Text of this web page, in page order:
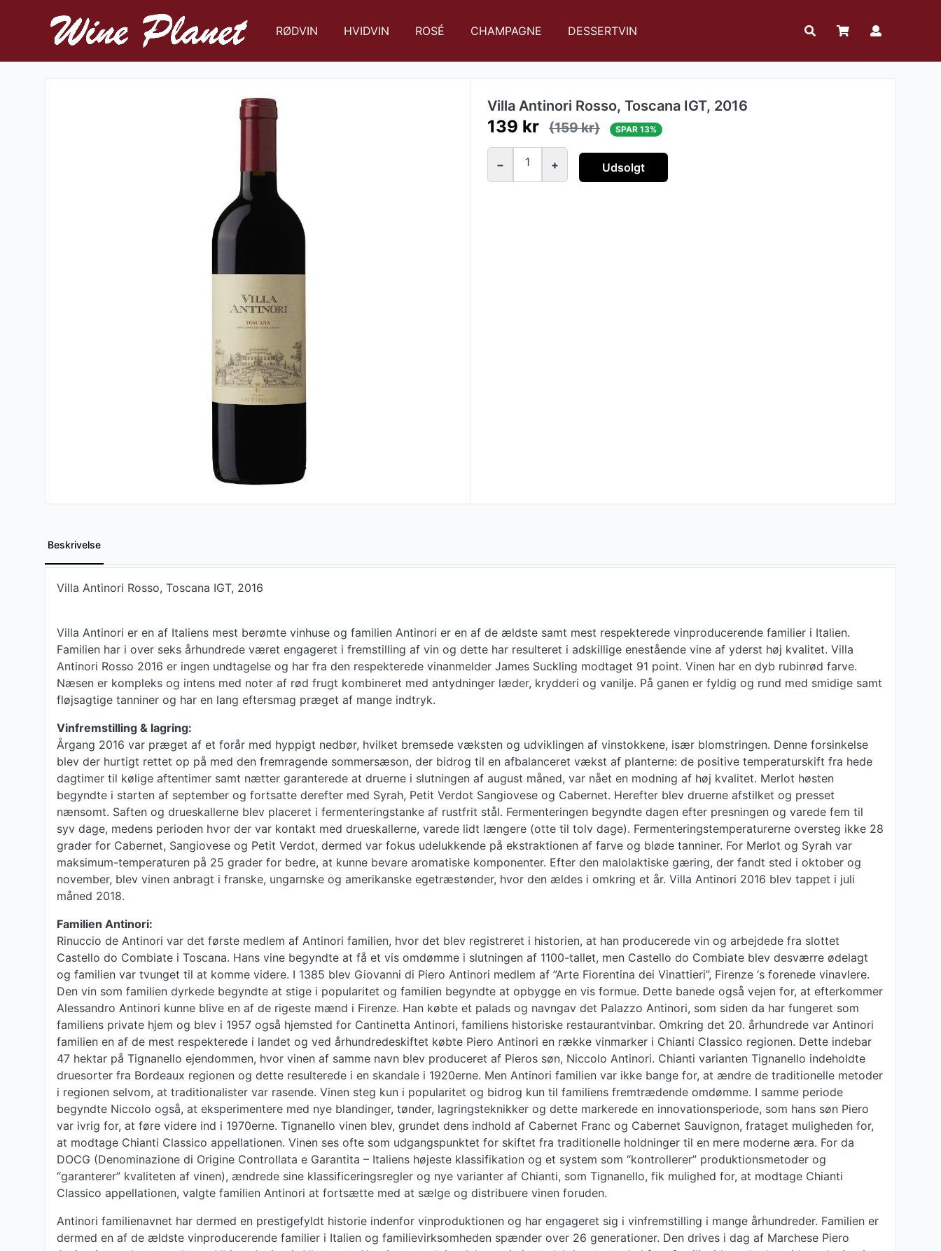
RØDVIN HVIDVIN ROSÉ CHAMPAGNE DESSERTVIN
Villa Antinori Rosso, Toscana IGT, 2016
139 kr (159 kr) SPAR 13%
− 1 + Udsolgt
Beskrivelse
Villa Antinori Rosso, Toscana IGT, 2016
Villa Antinori er en af Italiens mest berømte vinhuse og familien Antinori er en af de ældste samt mest respekterede vinproducerende familier i Italien.
Familien har i over seks århundrede været engageret i fremstilling af vin og dette har resulteret i adskillige enestående vine af yderst høj kvalitet. Villa
Antinori Rosso 2016 er ingen undtagelse og har fra den respekterede vinanmelder James Suckling modtaget 91 point. Vinen har en dyb rubinrød farve.
Næsen er kompleks og intens med noter af rød frugt kombineret med antydninger læder, krydderi og vanilje. På ganen er fyldig og rund med smidige samt
fløjsagtige tanniner og har en lang eftersmag præget af mange indtryk.
Vinfremstilling & lagring:
Årgang 2016 var præget af et forår med hyppigt nedbør, hvilket bremsede væksten og udviklingen af vinstokkene, især blomstringen. Denne forsinkelse
blev der hurtigt rettet op på med den fremragende sommersæson, der bidrog til en afbalanceret vækst af planterne: de positive temperaturskift fra hede
dagtimer til kølige aftentimer samt nætter garanterede at druerne i slutningen af august måned, var nået en modning af høj kvalitet. Merlot høsten
begyndte i starten af september og fortsatte derefter med Syrah, Petit Verdot Sangiovese og Cabernet. Herefter blev druerne afstilket og presset
nænsomt. Saften og drueskallerne blev placeret i fermenteringstanke af rustfrit stål. Fermenteringen begyndte dagen efter presningen og varede fem til
syv dage, medens perioden hvor der var kontakt med drueskallerne, varede lidt længere (otte til tolv dage). Fermenteringstemperaturerne oversteg ikke 28
grader for Cabernet, Sangiovese og Petit Verdot, dermed var fokus udelukkende på ekstraktionen af farve og bløde tanniner. For Merlot og Syrah var
maksimum-temperaturen på 25 grader for bedre, at kunne bevare aromatiske komponenter. Efter den malolaktiske gæring, der fandt sted i oktober og
november, blev vinen anbragt i franske, ungarnske og amerikanske egetræstønder, hvor den ældes i omkring et år. Villa Antinori 2016 blev tappet i juli
måned 2018.
Familien Antinori:
Rinuccio de Antinori var det første medlem af Antinori familien, hvor det blev registreret i historien, at han producerede vin og arbejdede fra slottet
Castello do Combiate i Toscana. Hans vine begyndte at få et vis omdømme i slutningen af 1100-tallet, men Castello do Combiate blev desværre ødelagt
og familien var tvunget til at komme videre. I 1385 blev Giovanni di Piero Antinori medlem af ”Arte Fiorentina dei Vinattieri”, Firenze ‘s forenede vinavlere.
Den vin som familien dyrkede begyndte at stige i popularitet og familien begyndte at opbygge en vis formue. Dette banede også vejen for, at efterkommer
Alessandro Antinori kunne blive en af de rigeste mænd i Firenze. Han købte et palads og navngav det Palazzo Antinori, som siden da har fungeret som
familiens private hjem og blev i 1957 også hjemsted for Cantinetta Antinori, familiens historiske restaurantvinbar. Omkring det 20. århundrede var Antinori
familien en af de mest respekterede i landet og ved århundredeskiftet købte Piero Antinori en række vinmarker i Chianti Classico regionen. Dette indebar
47 hektar på Tignanello ejendommen, hvor vinen af samme navn blev produceret af Pieros søn, Niccolo Antinori. Chianti varianten Tignanello indeholdte
druesorter fra Bordeaux regionen og dette resulterede i en skandale i 1920erne. Men Antinori familien var ikke bange for, at ændre de traditionelle metoder
i regionen selvom, at traditionalister var rasende. Vinen steg kun i popularitet og bidrog kun til familiens fremtrædende omdømme. I samme periode
begyndte Niccolo også, at eksperimentere med nye blandinger, tønder, lagringsteknikker og dette markerede en innovationsperiode, som hans søn Piero
var ivrig for, at føre videre ind i 1970erne. Tignanello vinen blev, grundet dens indhold af Cabernet Franc og Cabernet Sauvignon, frataget muligheden for,
at modtage Chianti Classico appellationen. Vinen ses ofte som udgangspunktet for skiftet fra traditionelle holdninger til en mere moderne æra. For da
DOCG (Denominazione di Origine Controllata e Garantita – Italiens højeste klassifikation og et system som “kontrollerer” produktionsmetoder og
“garanterer” kvaliteten af vinen), ændrede sine klassificeringsregler og nye varianter af Chianti, som Tignanello, fik mulighed for, at modtage Chianti
Classico appellationen, valgte familien Antinori at fortsætte med at sælge og distribuere vinen foruden.
Antinori familienavnet har dermed en prestigefyldt historie indenfor vinproduktionen og har engageret sig i vinfremstilling i mange århundreder. Familien er
dermed en af de ældste vinproducerende familier i Italien og familievirksomheden spænder over 26 generationer. Den drives i dag af Marchese Piero